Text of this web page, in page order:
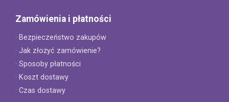
Zamówienia i płatności
· Bezpieczeństwo zakupów
· Jak złożyć zamówienie?
· Sposoby płatności
· Koszt dostawy
· Czas dostawy